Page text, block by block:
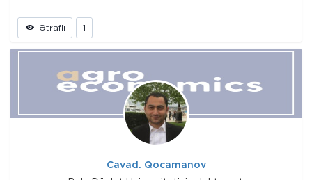
Ətraflı 1
Cavad. Qocamanov